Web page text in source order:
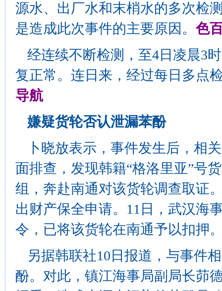
源水、出厂水和末梢水的多次检
是造成此次事件的主要原因。 色
经连续不断检测，至4日凌晨3
复正常。连日来，经过每日多点
导航
嫌疑货轮否认泄漏苯酚
卜晓放表示，事件发生后，相
面排查，发现韩籍“格洛里亚”号
组，奔赴南通对该货轮调查取证
出财产保全申请。11日，武汉海
令，已将该货轮在南通予以扣押
另据韩联社10日报道，与事件
酚。对此，镇江海事局副局长茆